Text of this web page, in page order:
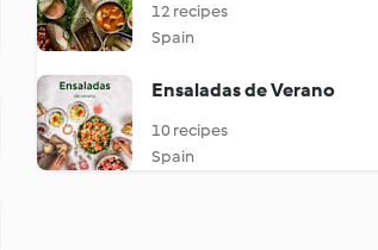
12 recipes
Spain
Ensaladas de Verano
10 recipes
Spain